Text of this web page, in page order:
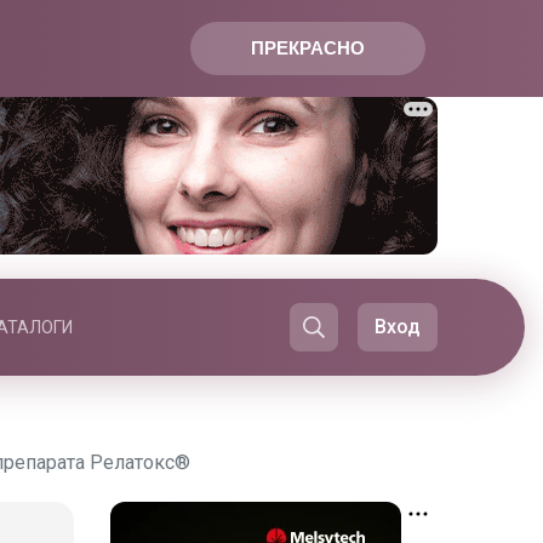
ПРЕКРАСНО
Вход
Релатокс®